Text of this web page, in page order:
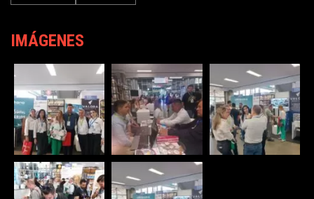
IMÁGENES